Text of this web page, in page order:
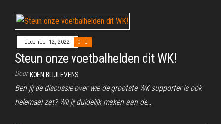
december 12, 2022 0
Steun onze voetbalhelden dit WK!
Door KOEN BLIJLEVENS
Ben jij de discussie over wie de grootste WK supporter is ook
helemaal zat? Wil jij duidelijk maken aan de…